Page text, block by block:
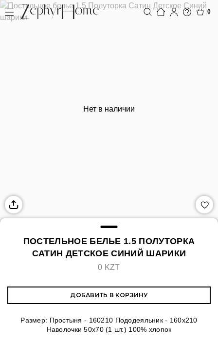
0
Нет в наличии
ПОСТЕЛЬНОЕ БЕЛЬЕ 1.5 ПОЛУТОРКА
САТИН ДЕТСКОЕ СИНИЙ ШАРИКИ
0 KZT
ДОБАВИТЬ В КОРЗИНУ
Размер: Простыня - 160210 Пододеяльник - 160х210
Наволочки 50х70 (1 шт.) 100% хлопок